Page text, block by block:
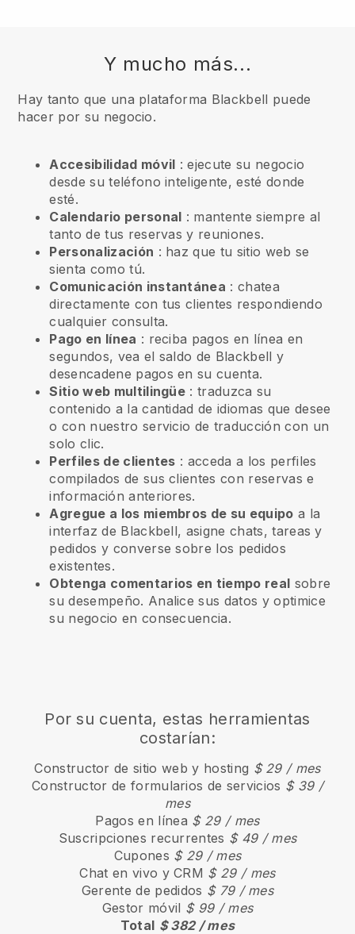
Y mucho más...
Hay tanto que una plataforma Blackbell puede
hacer por su negocio.
Accesibilidad móvil : ejecute su negocio
desde su teléfono inteligente, esté donde
esté.
Calendario personal : mantente siempre al
tanto de tus reservas y reuniones.
Personalización : haz que tu sitio web se
sienta como tú.
Comunicación instantánea : chatea
directamente con tus clientes respondiendo
cualquier consulta.
Pago en línea : reciba pagos en línea en
segundos, vea el saldo de Blackbell y
desencadene pagos en su cuenta.
Sitio web multilingüe : traduzca su
contenido a la cantidad de idiomas que desee
o con nuestro servicio de traducción con un
solo clic.
Perfiles de clientes : acceda a los perfiles
compilados de sus clientes con reservas e
información anteriores.
Agregue a los miembros de su equipo a la
interfaz de Blackbell, asigne chats, tareas y
pedidos y converse sobre los pedidos
existentes.
Obtenga comentarios en tiempo real sobre
su desempeño. Analice sus datos y optimice
su negocio en consecuencia.
Por su cuenta, estas herramientas
costarían:
Constructor de sitio web y hosting $ 29 / mes
Constructor de formularios de servicios $ 39 /
mes
Pagos en línea $ 29 / mes
Suscripciones recurrentes $ 49 / mes
Cupones $ 29 / mes
Chat en vivo y CRM $ 29 / mes
Gerente de pedidos $ 79 / mes
Gestor móvil $ 99 / mes
Total $ 382 / mes